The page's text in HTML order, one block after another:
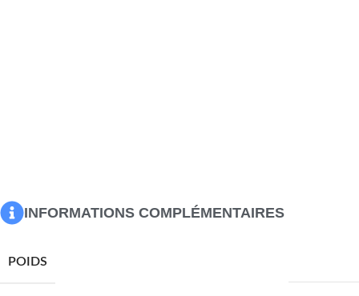
INFORMATIONS COMPLÉMENTAIRES
POIDS